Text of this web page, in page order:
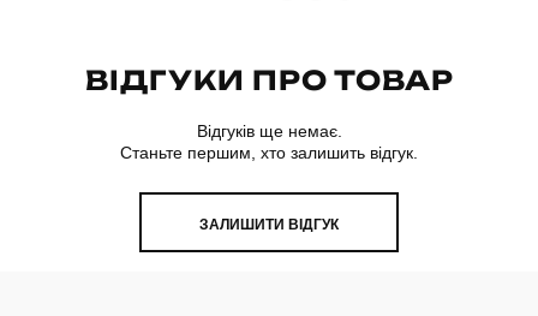
ВІДГУКИ ПРО ТОВАР
Відгуків ще немає.
Станьте першим, хто залишить відгук.
ЗАЛИШИТИ ВІДГУК